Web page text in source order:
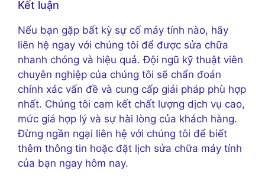
Kết luận
Nếu bạn gặp bất kỳ sự cố máy tính nào, hãy
liên hệ ngay với chúng tôi để được sửa chữa
nhanh chóng và hiệu quả. Đội ngũ kỹ thuật viên
chuyên nghiệp của chúng tôi sẽ chẩn đoán
chính xác vấn đề và cung cấp giải pháp phù hợp
nhất. Chúng tôi cam kết chất lượng dịch vụ cao,
mức giá hợp lý và sự hài lòng của khách hàng.
Đừng ngần ngại liên hệ với chúng tôi để biết
thêm thông tin hoặc đặt lịch sửa chữa máy tính
của bạn ngay hôm nay.